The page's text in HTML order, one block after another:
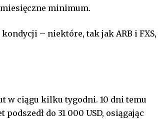
minimum.
– niektóre, tak jak ARB i FXS,
w ciągu kilku tygodni. 10 dni temu
do 31 000 USD, osiągając